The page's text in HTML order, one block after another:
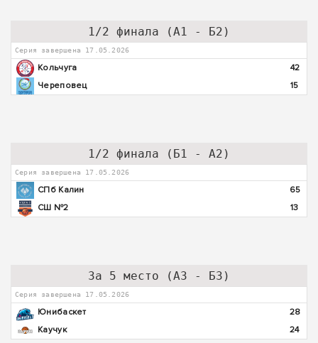
1/2 финала (А1 - Б2)
Серия завершена 17.05.2026
Кольчуга
42
Череповец
15
1/2 финала (Б1 - А2)
Серия завершена 17.05.2026
СПб Калин
65
СШ №2
13
За 5 место (А3 - Б3)
Серия завершена 17.05.2026
Юнибаскет
28
Каучук
24